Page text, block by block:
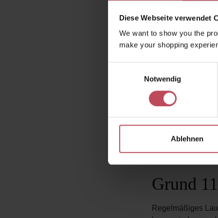
Diese Webseite verwendet
We want to show you the
make your shopping
Notwendig
Ablehnen
chemischen
Grund 9:
Darm- oder
verschiedener
Grund
Das Verbringen
Grund
Regelmäßiges